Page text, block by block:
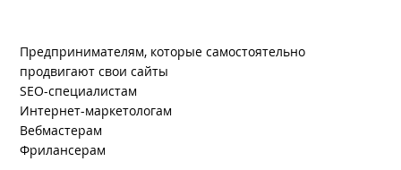
Предпринимателям, которые самостоятельно
продвигают свои сайты
SEO-специалистам
Интернет-маркетологам
Вебмастерам
Фрилансерам